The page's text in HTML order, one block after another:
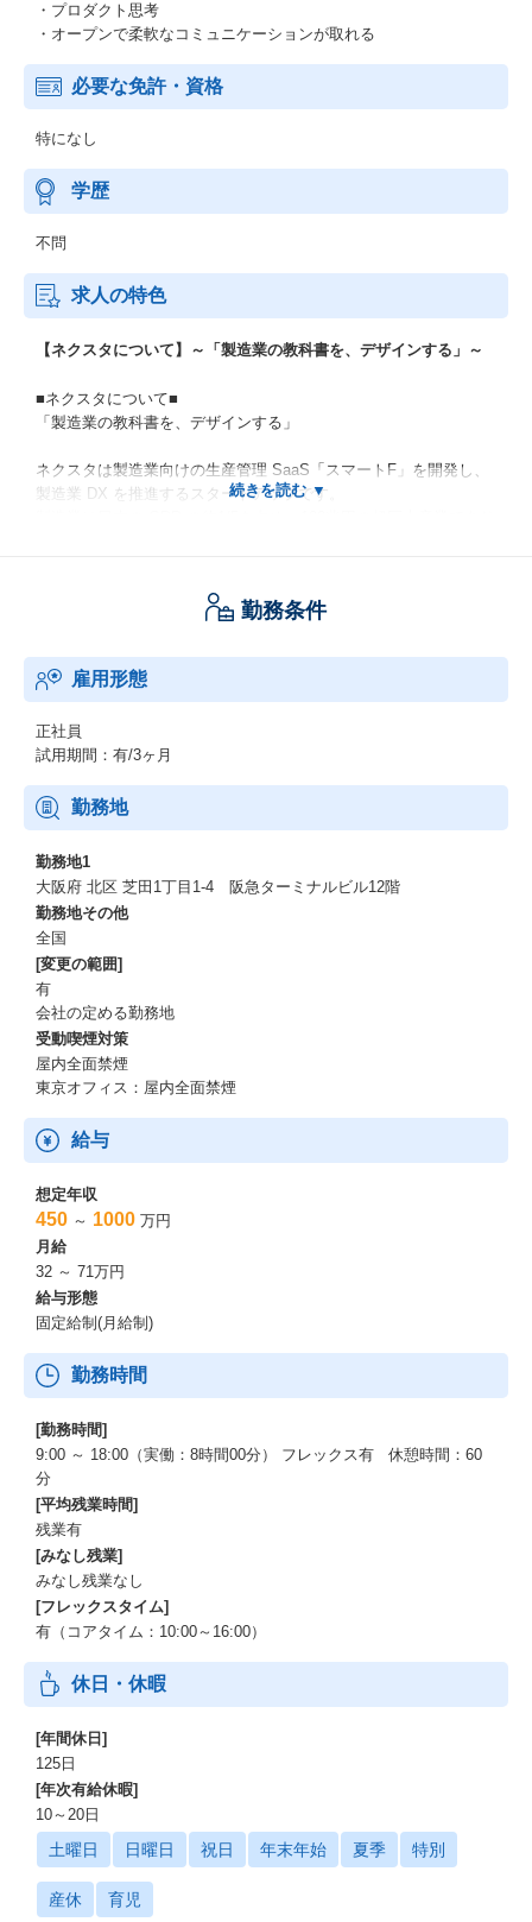
・プロダクト思考
・オープンで柔軟なコミュニケーションが取れる
必要な免許・資格
特になし
学歴
不問
求人の特色
【ネクスタについて】～「製造業の教科書を、デザインする」～
■ネクスタについて■
「製造業の教科書を、デザインする」
ネクスタは製造業向けの生産管理 SaaS「スマートF」を開発し、
製造業 DX を推進するスタートアップです。
IT の力でそれらの非効率を改善できる余地がたくさんあります。
一方で製造業 DX がなかなか進まないのは、「業務フローの最適
社が、業界に存在しないからです。
ネクスタは、圧倒的に現場を見てきた経験＝現場の業務フローの
理解と、エンジニア視点（代表永原自身、エンジニア経験があり
ます）両視点で、
システム構築と合わせてコンサルティングも行い、製造業のシス
今後、必ず製造業のDXがますますニーズが増える一方で、業界で
は個別カスタマイズが当たり前で高額なシステムしかありませ
ん。
そこで、カスタマイズなしの使いやすいSaaSを作り上げ、他社に
は負けないプロダクトで製造業のDXを推進し、業界を大きく変え
ていきます。
■これから解決したい技術的な課題■
・CI/CDの環境整備
・テストの自動化
・ユーザ増加時の負荷対策
勤務条件
雇用形態
正社員
試用期間：有/3ヶ月
勤務地
勤務地1
大阪府 北区 芝田1丁目1-4 阪急ターミナルビル12階
勤務地その他
全国
[変更の範囲]
有
会社の定める勤務地
受動喫煙対策
屋内全面禁煙
東京オフィス：屋内全面禁煙
給与
想定年収
450 ～ 1000 万円
月給
32 ～ 71万円
給与形態
固定給制(月給制)
勤務時間
[勤務時間]
9:00 ～ 18:00（実働：8時間00分） フレックス有 休憩時間：60
分
[平均残業時間]
残業有
[みなし残業]
みなし残業なし
[フレックスタイム]
有（コアタイム：10:00～16:00）
休日・休暇
[年間休日]
125日
[年次有給休暇]
10～20日
土曜日 日曜日 祝日 年末年始 夏季 特別
産休 育児